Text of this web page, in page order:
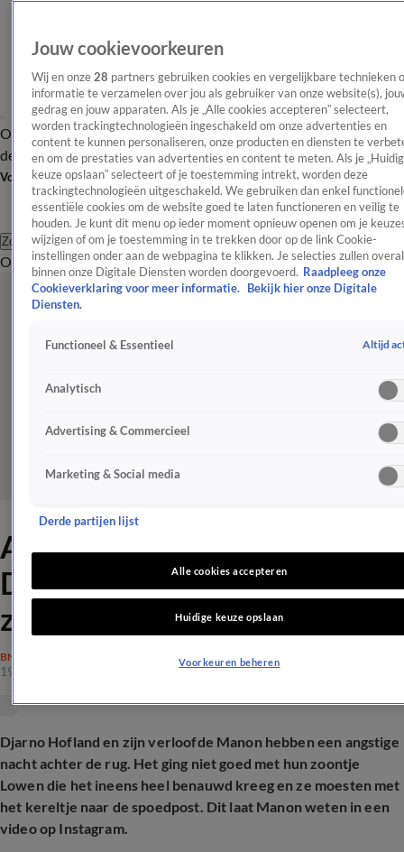
OverzichtAfleveringen Entertainment TV Algemeen
Tip
de redactieNieuwsbrief
Volg Shownieuws
Zoeken
OverzichtEntertainmentSpraakmakendRealityCrimeVideo's
Angstige nacht voor gezin
Djarno Hofland na paniek om
zoontje
BN'ERS
19 dec 2025, 10:49
Djarno Hofland en zijn verloofde Manon hebben een angstige
nacht achter de rug. Het ging niet goed met hun zoontje
Lowen die het ineens heel benauwd kreeg en ze moesten met
het kereltje naar de spoedpost. Dit laat Manon weten in een
video op Instagram.
Jouw cookievoorkeuren
Wij en onze 28 partners gebruiken cookies en vergelijkbare technieken
informatie te verzamelen over jou als gebruiker van onze website(s),
gedrag en jouw apparaten. Als je „Alle cookies accepteren” selecteert,
worden trackingtechnologieën ingeschakeld om onze advertenties en
content te kunnen personaliseren, onze producten en diensten te
en om de prestaties van advertenties en content te meten. Als je
keuze opslaan” selecteert of je toestemming intrekt, worden deze
trackingtechnologieën uitgeschakeld. We gebruiken dan enkel
essentiële cookies om de website goed te laten functioneren en veilig te
houden. Je kunt dit menu op ieder moment opnieuw openen om je
wijzigen of om je toestemming in te trekken door op de link Cookie-
instellingen onder aan de webpagina te klikken. Je selecties zullen overal
binnen onze Digitale Diensten worden doorgevoerd. Raadpleeg onze
Cookieverklaring voor meer informatie.
Bekijk hier onze Digitale
Diensten.
Functioneel & Essentieel Altijd
Analytisch
Advertising & Commercieel
Marketing & Social media
Derde partijen lijst
Alle cookies accepteren
Huidige keuze opslaan
Voorkeuren beheren